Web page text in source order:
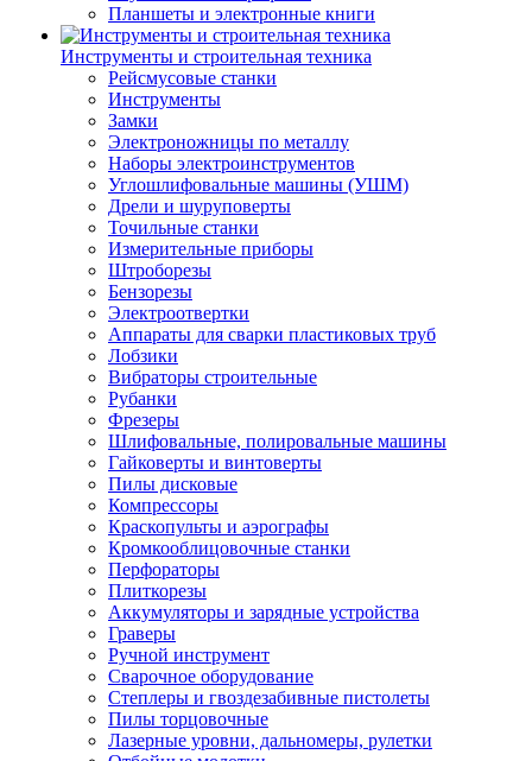
Планшеты и электронные книги
Инструменты и строительная техника
Рейсмусовые станки
Инструменты
Замки
Электроножницы по металлу
Наборы электроинструментов
Углошлифовальные машины (УШМ)
Дрели и шуруповерты
Точильные станки
Измерительные приборы
Штроборезы
Бензорезы
Электроотвертки
Аппараты для сварки пластиковых труб
Лобзики
Вибраторы строительные
Рубанки
Фрезеры
Шлифовальные, полировальные машины
Гайковерты и винтоверты
Пилы дисковые
Компрессоры
Краскопульты и аэрографы
Кромкооблицовочные станки
Перфораторы
Плиткорезы
Аккумуляторы и зарядные устройства
Граверы
Ручной инструмент
Сварочное оборудование
Степлеры и гвоздезабивные пистолеты
Пилы торцовочные
Лазерные уровни, дальномеры, рулетки